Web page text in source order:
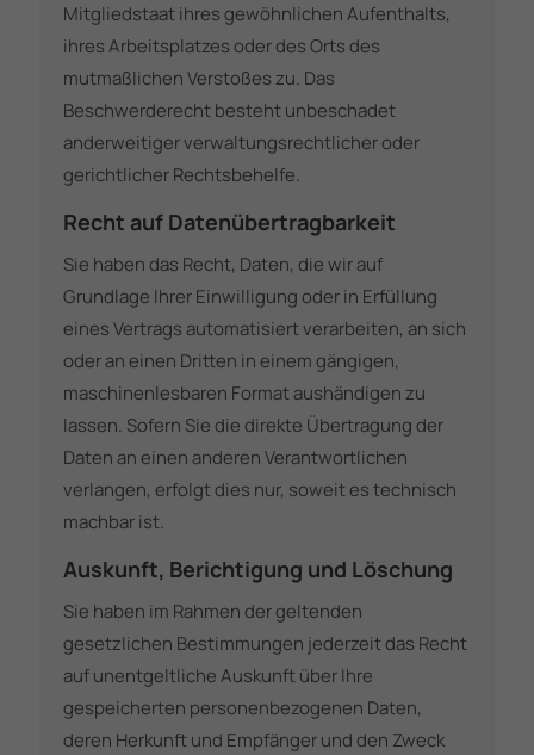
Mitgliedstaat ihres gewöhnlichen Aufenthalts,
ihres Arbeitsplatzes oder des Orts des
mutmaßlichen Verstoßes zu. Das
Beschwerderecht besteht unbeschadet
anderweitiger verwaltungsrechtlicher oder
gerichtlicher Rechtsbehelfe.
Recht auf Daten­übertrag­barkeit
Sie haben das Recht, Daten, die wir auf
Grundlage Ihrer Einwilligung oder in Erfüllung
eines Vertrags automatisiert verarbeiten, an sich
oder an einen Dritten in einem gängigen,
maschinenlesbaren Format aushändigen zu
lassen. Sofern Sie die direkte Übertragung der
Daten an einen anderen Verantwortlichen
verlangen, erfolgt dies nur, soweit es technisch
machbar ist.
Auskunft, Berichtigung und Löschung
Sie haben im Rahmen der geltenden
gesetzlichen Bestimmungen jederzeit das Recht
auf unentgeltliche Auskunft über Ihre
gespeicherten personenbezogenen Daten,
deren Herkunft und Empfänger und den Zweck